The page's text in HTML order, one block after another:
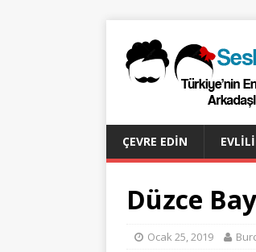
ÇEVRE EDIN
Düzce
Ocak 25, 2019